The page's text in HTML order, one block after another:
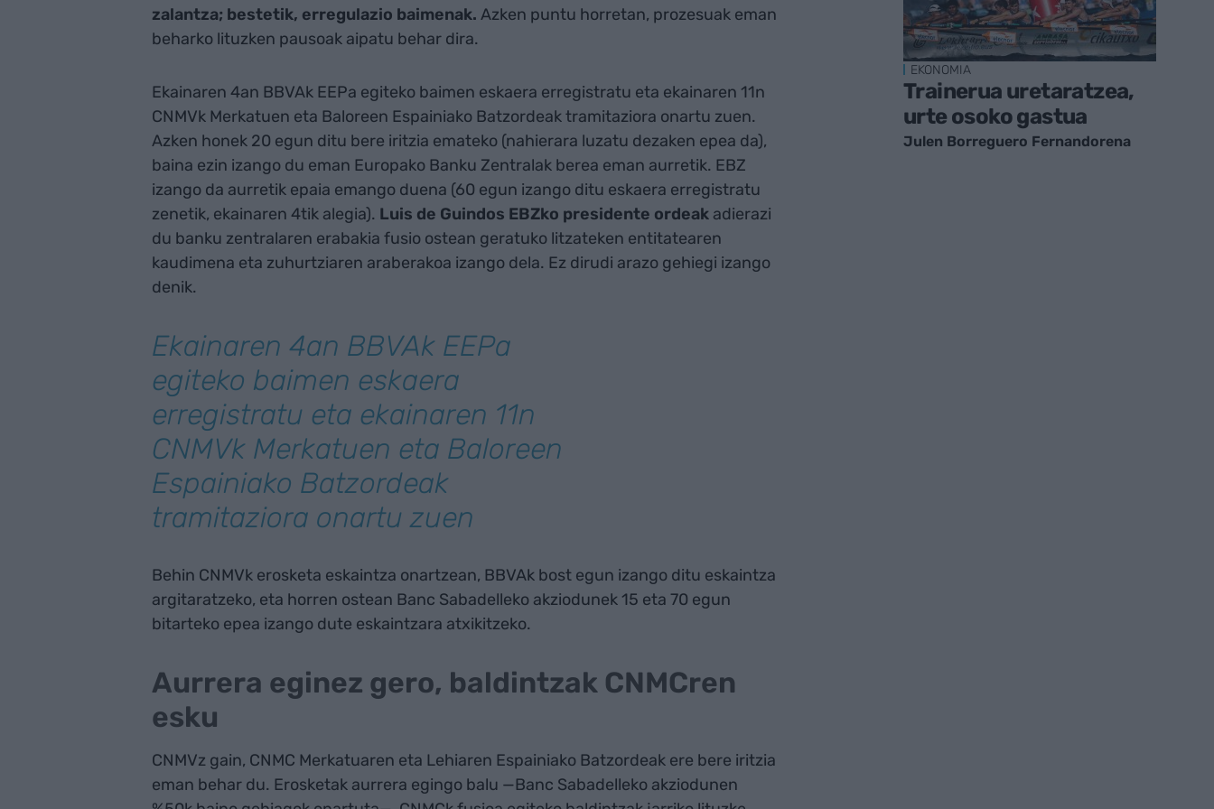
zalantza; bestetik, erregulazio baimenak. Azken puntu horretan, prozesuak eman
beharko lituzken pausoak aipatu behar dira.
Ekainaren 4an BBVAk EEPa egiteko baimen eskaera erregistratu eta ekainaren 11n
CNMVk Merkatuen eta Baloreen Espainiako Batzordeak tramitaziora onartu zuen.
Azken honek 20 egun ditu bere iritzia emateko (nahierara luzatu dezaken epea da),
baina ezin izango du eman Europako Banku Zentralak berea eman aurretik. EBZ
izango da aurretik epaia emango duena (60 egun izango ditu eskaera erregistratu
zenetik, ekainaren 4tik alegia). Luis de Guindos EBZko presidente ordeakadierazi
du banku zentralaren erabakia fusio ostean geratuko litzateken entitatearen
kaudimena eta zuhurtziaren araberakoa izango dela. Ez dirudi arazo gehiegi izango
denik.
Ekainaren 4an BBVAk EEPa
egiteko baimen eskaera
erregistratu eta ekainaren 11n
CNMVk Merkatuen eta Baloreen
Espainiako Batzordeak
tramitaziora onartu zuen
Behin CNMVk erosketa eskaintza onartzean, BBVAk bost egun izango ditu eskaintza
argitaratzeko, eta horren ostean Banc Sabadelleko akziodunek 15 eta 70 egun
bitarteko epea izango dute eskaintzara atxikitzeko.
Aurrera eginez gero, baldintzak CNMCren
esku
CNMVz gain, CNMC Merkatuaren eta Lehiaren Espainiako Batzordeak ere bere iritzia
eman behar du. Erosketak aurrera egingo balu —Banc Sabadelleko akziodunen
EKONOMIA
Trainerua uretaratzea,
urte osoko gastua
Julen Borreguero Fernandorena